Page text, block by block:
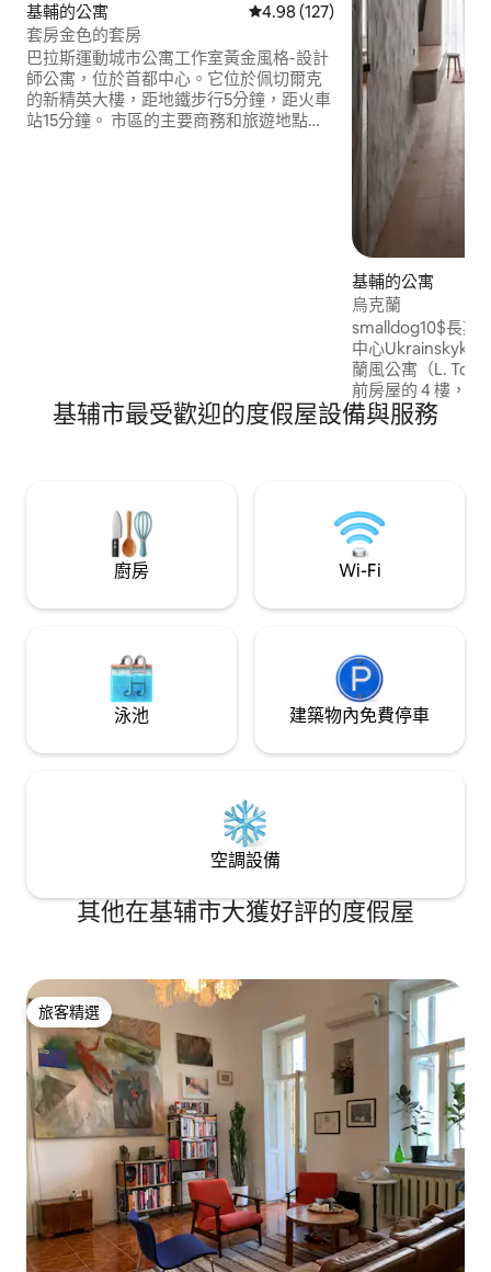
基輔的公寓 從 127 則評價中獲得 4.98 的平
4.98 (127)
套房金色的套房
巴拉斯運動城市公寓工作室黃金風格-設計
師公寓，位於首都中心。它位於佩切爾克
的新精英大樓，距地鐵步行5分鐘，距火車
站15分鐘。 市區的主要商務和旅遊地點都
基輔的公寓
烏克蘭
smalldog10$長期
中心Ukrainskykh
蘭風公寓（L.
前房屋的 4 樓，H 4m 飲用水（滲透
寓內的驅動和排氣
WiFi、鍋爐、電
Khreshchatyk、
園
基辅市最受歡迎的度假屋設備與服務
廚房 Wi-Fi
泳池 建築物內免費停車
空調設備
其他在基辅市大獲好評的度假屋
旅客精選
旅客精選